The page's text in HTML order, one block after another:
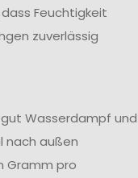
Feuchtigkeit
zuverlässig
Wasserdampf und
nach außen
Gramm pro